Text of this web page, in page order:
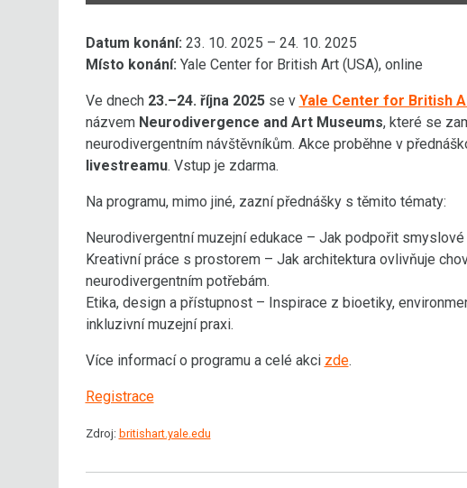
Datum konání: 23. 10. 2025 – 24. 10. 2025
Místo konání: Yale Center for British Art (USA), online
Ve dnech 23.–24. října 2025se v Yale Center for British
názvem Neurodivergence and Art Museums, které se
neurodivergentním návštěvníkům. Akce proběhne v
livestreamu. Vstup je zdarma.
Na programu, mimo jiné, zazní přednášky s těmito tématy:
Neurodivergentní muzejní edukace – Jak podpořit
Kreativní práce s prostorem – Jak architektura ovlivňuje
neurodivergentním potřebám.
Etika, design a přístupnost – Inspirace z bioetiky,
inkluzivní muzejní praxi.
Více informací o programu a celé akci zde.
Registrace
Zdroj: britishart.yale.edu